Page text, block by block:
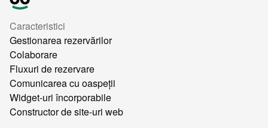
Caracteristici
Gestionarea rezervărilor
Colaborare
Fluxuri de rezervare
Comunicarea cu oaspeții
Widget-uri încorporabile
Constructor de site-uri web